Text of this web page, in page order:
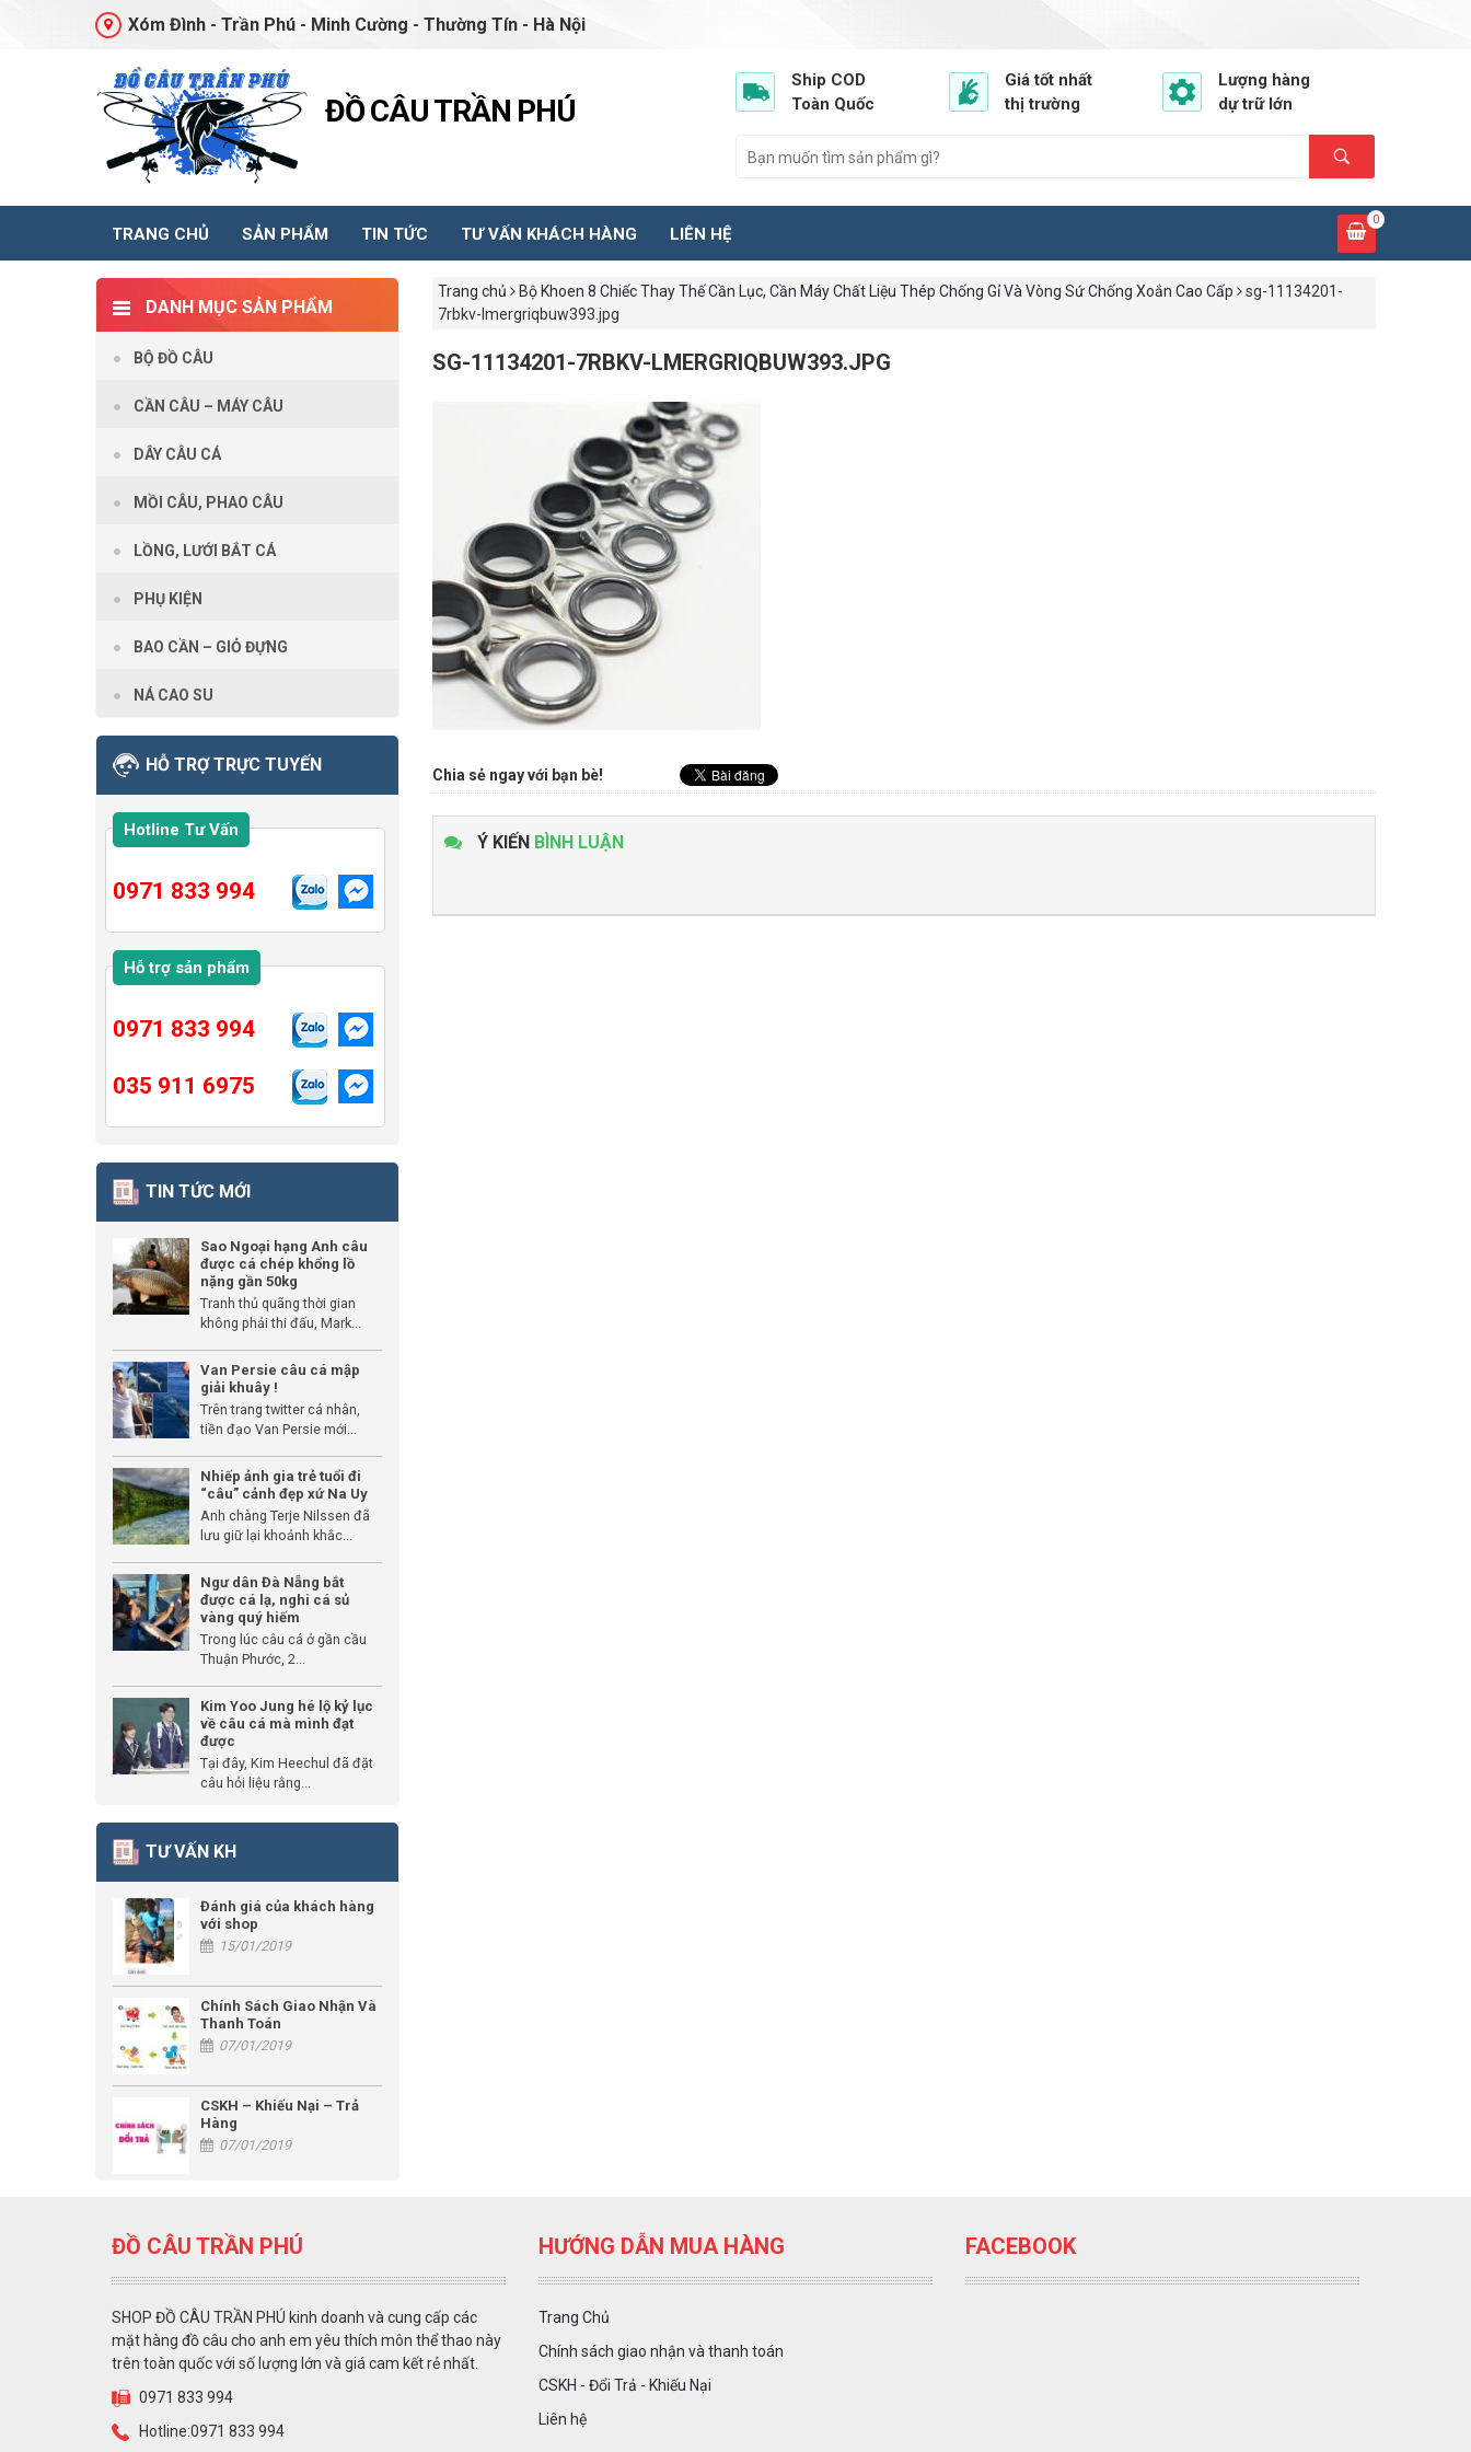
Xóm Đình - Trần Phú - Minh Cường - Thường Tín - Hà Nội
ĐỒ CÂU TRẦN PHÚ
Ship COD
Toàn Quốc
Giá tốt nhất
thị trường
Lượng hàng
dự trữ lớn
TRANG CHỦ SẢN PHẨM TIN TỨC TƯ VẤN KHÁCH HÀNG LIÊN HỆ
0
Trang chủ Bộ Khoen 8 Chiếc Thay Thế Cần Lục, Cần Máy Chất Liệu Thép Chống Gỉ Và Vòng Sứ Chống Xoắn Cao Cấp
sg-11134201-
7rbkv-lmergriqbuw393.jpg
SG-11134201-7RBKV-LMERGRIQBUW393.JPG
Chia sẻ ngay với bạn bè!
Ý KIẾN BÌNH LUẬN
DANH MỤC SẢN PHẨM
BỘ ĐỒ CÂU
CẦN CÂU – MÁY CÂU
DÂY CÂU CÁ
MỒI CÂU, PHAO CÂU
LỒNG, LƯỚI BẮT CÁ
PHỤ KIỆN
BAO CẦN – GIỎ ĐỰNG
NÁ CAO SU
HỖ TRỢ TRỰC TUYẾN
Hotline Tư Vấn
0971 833 994
Hỗ trợ sản phẩm
0971 833 994
035 911 6975
TIN TỨC MỚI
Sao Ngoại hạng Anh câu
được cá chép khổng lồ
nặng gần 50kg
Tranh thủ quãng thời gian
không phải thi đấu, Mark...
Van Persie câu cá mập
giải khuây !
Trên trang twitter cá nhân,
tiền đạo Van Persie mới...
Nhiếp ảnh gia trẻ tuổi đi
“câu” cảnh đẹp xứ Na Uy
Anh chàng Terje Nilssen đã
lưu giữ lại khoảnh khắc...
Ngư dân Đà Nẵng bắt
được cá lạ, nghi cá sủ
vàng quý hiếm
Trong lúc câu cá ở gần cầu
Thuận Phước, 2...
Kim Yoo Jung hé lộ kỷ lục
về câu cá mà mình đạt
được
Tại đây, Kim Heechul đã đặt
câu hỏi liệu rằng...
TƯ VẤN KH
Đánh giá của khách hàng
với shop
15/01/2019
Chính Sách Giao Nhận Và
Thanh Toán
07/01/2019
CSKH – Khiếu Nại – Trả
Hàng
07/01/2019
ĐỒ CÂU TRẦN PHÚ
SHOP ĐỒ CÂU TRẦN PHÚ kinh doanh và cung cấp các
mặt hàng đồ câu cho anh em yêu thích môn thể thao này
trên toàn quốc với số lượng lớn và giá cam kết rẻ nhất.
0971 833 994
Hotline:0971 833 994
HƯỚNG DẪN MUA HÀNG
Trang Chủ
Chính sách giao nhận và thanh toán
CSKH - Đổi Trả - Khiếu Nại
Liên hệ
FACEBOOK